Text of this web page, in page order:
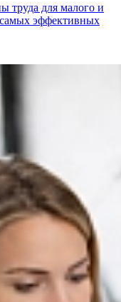
труда для малого и
самых эффективных